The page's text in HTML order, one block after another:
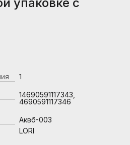
1
14690591117343,
4690591117346
Аквб-003
LORI